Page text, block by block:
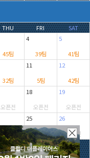
THU FRI
SAT
45팀
4
39팀
5
41팀
32팀
11
5팀
12
42팀
오픈전
18
오픈전
19
오픈전
오픈전
25
오픈전
26
오픈전